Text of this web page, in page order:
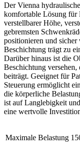
Der Vienna
komfortable Lösung für
verstellbarer Höhe,
gebremsten
positionieren und
Beschichtung trägt zu
Darüber hinaus ist die
Beschichtung
beiträgt. Geeignet für
Steuerung ermöglicht
die körperliche
ist auf Langlebigkeit
eine wertvolle
Maximale Belastung